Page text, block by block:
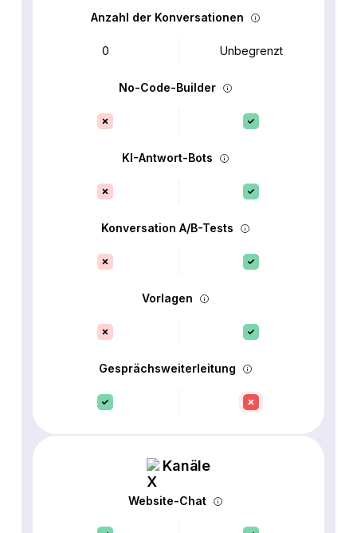
Anzahl der Konversationen
0 Unbegrenzt
No-Code-Builder
KI-Antwort-Bots
Konversation A/B-Tests
Vorlagen
Gesprächsweiterleitung
Kanäle
Website-Chat